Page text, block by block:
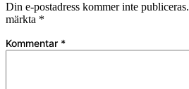
Din e-postadress kommer inte publiceras.
märkta *
Kommentar *